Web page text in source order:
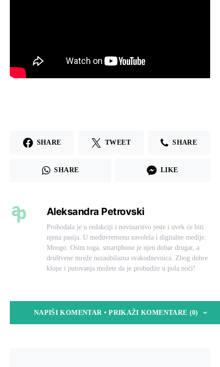
SHARE TWEET SHARE
SHARE LIKE
Aleksandra Petrovski
Prohodala je u redakciji i novinarstvo jeste i uvek će biti
njena pasija. U međuvremenu zavolela i digitalne medije.
Mnogo. Osim toga, smartphone je njen dobar drugar, a
društvene mreže nezaobilazna svakodnevnica. Zbog dobre
klope i putovanja možete da je probudite u pola noći!
NAPIŠI KOMENTAR • PRIKAŽI KOMENTARE (0)